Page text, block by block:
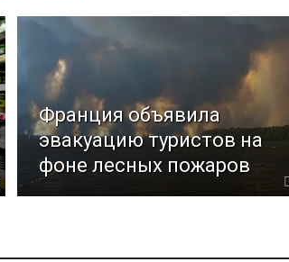
Франция объявила
эвакуацию туристов на
фоне лесных пожаров